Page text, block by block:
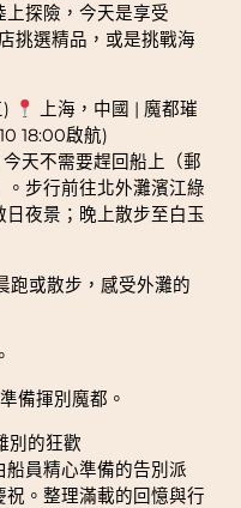
探險，今天是享受
挑選精品，或是挑戰海
上海，中國 | 魔都璀
18:00啟航)
天不需要趕回船上（郵
步行前往北外灘濱江綠
夜景；晚上散步至白玉
跑或散步，感受外灘的
備揮別魔都。
別的狂歡
員精心準備的告別派
。整理滿載的回憶與行